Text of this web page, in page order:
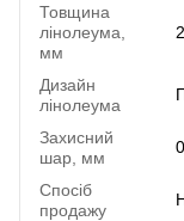
Товщина
лінолеума,
мм
Дизайн
лінолеума
Захисний
шар, мм
Спосіб
продажу